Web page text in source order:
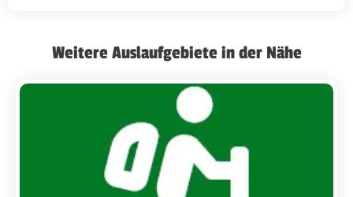
Weitere Auslaufgebiete in der Nähe